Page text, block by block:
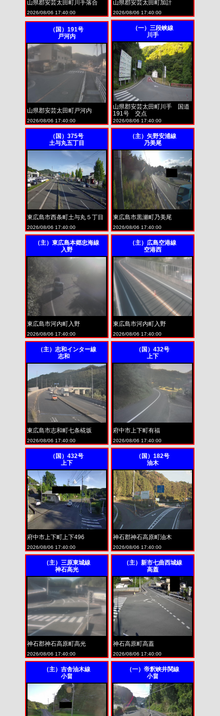
山県郡安芸太田町川手落合
2026/08/06 17:40:00
山県郡安芸太田町加計
2026/08/06 17:40:00
（国）191号
戸河内
山県郡安芸太田町戸河内
2026/08/06 17:40:00
（一）三段峡線
川手
山県郡安芸太田町川手 国道
191号 交点
2026/08/06 17:40:00
（国）375号
土与丸五丁目
東広島市西条町土与丸５丁目
2026/08/06 17:40:00
（主）矢野安浦線
乃美尾
東広島市黒瀬町乃美尾
2026/08/06 17:40:00
（主）東広島本郷忠海線
入野
東広島市河内町入野
2026/08/06 17:40:00
（主）広島空港線
空港西
東広島市河内町入野
2026/08/06 17:40:00
（主）志和インター線
志和
東広島市志和町七条椛坂
2026/08/06 17:40:00
（国）432号
上下
府中市上下町有福
2026/08/06 17:40:00
（国）432号
上下
府中市上下町上下496
2026/08/06 17:40:00
（国）182号
油木
神石郡神石高原町油木
2026/08/06 17:40:00
（主）三原東城線
神石高光
神石郡神石高原町高光
2026/08/06 17:40:00
（主）新市七曲西城線
高蓋
神石高原町高蓋
2026/08/06 17:40:00
（主）吉舎油木線
小畠
（一）帝釈峡井関線
小畠